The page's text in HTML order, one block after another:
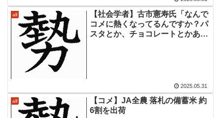
all
【社会学者】古市憲寿氏「なんで
コメに熱くなってるんですか？パ
スタとか、チョコレートとかある
2025.05.31
all
【コメ】JA全農 落札の備蓄米 約
6割を出荷